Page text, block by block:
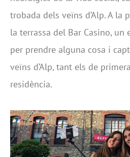
trobada dels veïns d’Alp. A la
la terrassa del Bar Casino, un
per prendre alguna cosa i
veïns d’Alp, tant els de
residència.